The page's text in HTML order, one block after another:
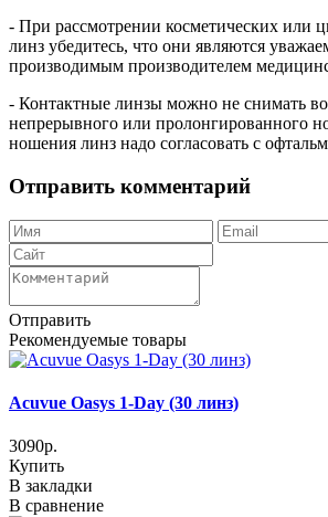
- При рассмотрении косметических или
линз убедитесь, что они являются
производимым производителем
- Контактные линзы можно не снимать
непрерывного или пролонгированного
ношения линз надо согласовать с
Отправить комментарий
Отправить
Рекомендуемые товары
Acuvue Oasys 1-Day (30 линз)
3090р.
Купить
В закладки
В сравнение